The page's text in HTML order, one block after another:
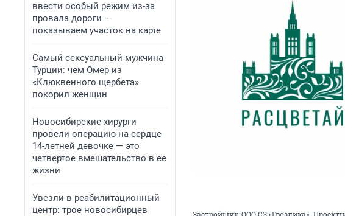
ввести особый режим из-за
провала дороги —
показываем участок на карте
Самый сексуальный мужчина
Турции: чем Омер из
«Клюквенного щербета»
покорил женщин
Новосибирские хирурги
провели операцию на сердце
14-летней девочке — это
четвертое вмешательство в ее
жизни
Увезли в реабилитационный
центр: трое новосибирцев